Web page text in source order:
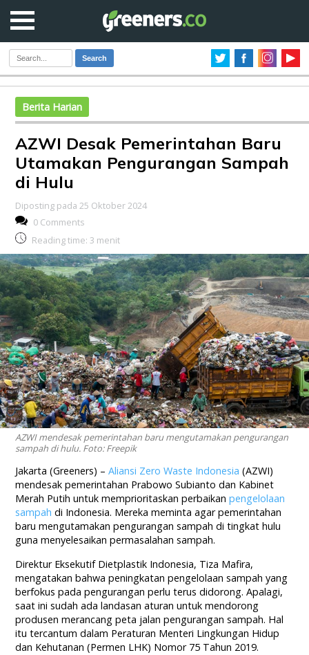
Search
Berita Harian
AZWI Desak Pemerintahan Baru
Utamakan Pengurangan Sampah
di Hulu
Diposting pada 25 Oktober 2024
0 Comments
Reading time: 3 menit
AZWI mendesak pemerintahan baru mengutamakan pengurangan
sampah di hulu. Foto: Freepik
Jakarta (Greeners) –Aliansi Zero Waste Indonesia (AZWI)
mendesak pemerintahan Prabowo Subianto dan Kabinet
Merah Putih untuk memprioritaskan perbaikan pengelolaan
sampah di Indonesia. Mereka meminta agar pemerintahan
baru mengutamakan pengurangan sampah di tingkat hulu
guna menyelesaikan permasalahan sampah.
Direktur Eksekutif Dietplastik Indonesia, Tiza Mafira,
mengatakan bahwa peningkatan pengelolaan sampah yang
berfokus pada pengurangan perlu terus didorong. Apalagi,
saat ini sudah ada landasan aturan untuk mendorong
produsen merancang peta jalan pengurangan sampah. Hal
itu tercantum dalam Peraturan Menteri Lingkungan Hidup
dan Kehutanan (Permen LHK) Nomor 75 Tahun 2019.